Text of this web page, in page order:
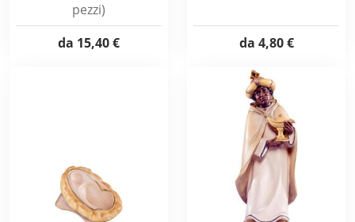
pezzi)
da 15,40 € da 4,80 €